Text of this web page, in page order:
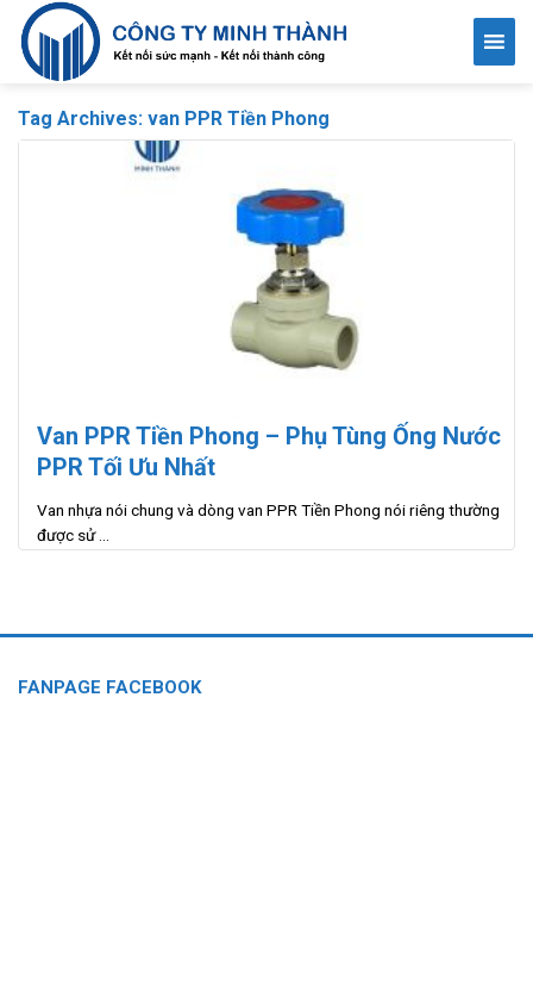
Skip
content
Tag Archives: van PPR Tiền Phong
Van PPR Tiền Phong – Phụ Tùng Ống Nước
PPR Tối Ưu Nhất
Van nhựa nói chung và dòng van PPR Tiền Phong nói riêng thường
được sử ...
FANPAGE FACEBOOK